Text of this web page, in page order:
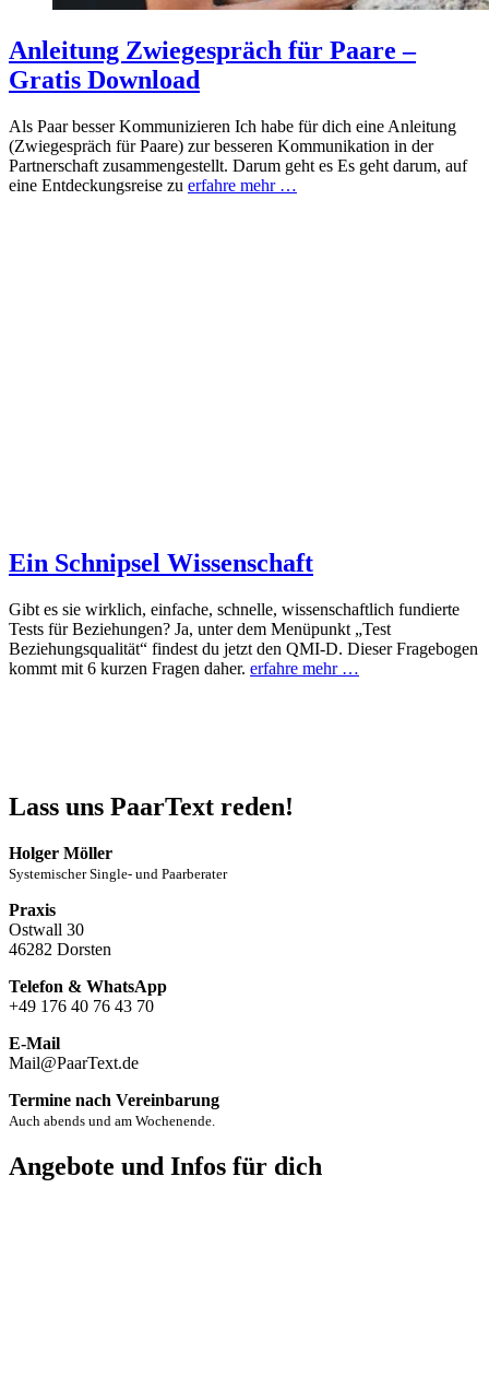
Anleitung Zwiegespräch für Paare –
Gratis Download
Als Paar besser Kommunizieren Ich habe für dich eine Anleitung
(Zwiegespräch für Paare) zur besseren Kommunikation in der
Partnerschaft zusammengestellt. Darum geht es Es geht darum, auf
eine Entdeckungsreise zu erfahre mehr …
Ein Schnipsel Wissenschaft
Gibt es sie wirklich, einfache, schnelle, wissenschaftlich fundierte
Tests für Beziehungen? Ja, unter dem Menüpunkt „Test
Beziehungsqualität“ findest du jetzt den QMI-D. Dieser Fragebogen
kommt mit 6 kurzen Fragen daher. erfahre mehr …
Lass uns PaarText reden!
Holger Möller
Systemischer Single- und Paarberater
Praxis
Ostwall 30
46282 Dorsten
Telefon & WhatsApp
+49 176 40 76 43 70
E-Mail
Mail@PaarText.de
Termine nach Vereinbarung
Auch abends und am Wochenende.
Angebote und Infos für dich